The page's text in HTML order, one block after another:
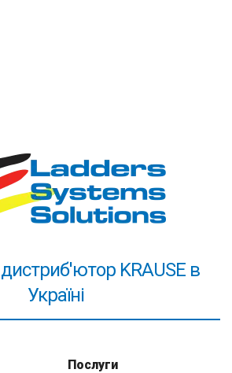
вирішити своє питання якщо
в іншій країні? Ми надаємо
представництво на підставі угоди
Хоча, скажемо по секрету))),
при правильній експлуатації в
Важливо! Обов'язково ознайомтесь
використання висотного
товару та/або на нашому сайті.
KRAUSE в
Україні
Послуги